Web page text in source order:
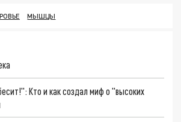
МЫШЦЫ
Кто и как создал миф о "высоких